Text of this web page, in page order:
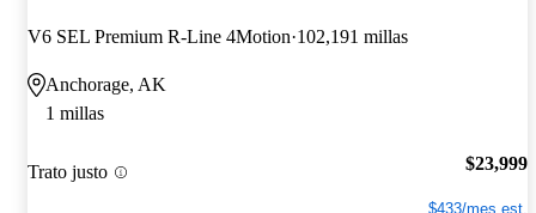
V6 SEL Premium R-Line 4Motion 102,191 millas
Anchorage, AK
1 millas
Trato justo $23,999
$433/mes est.